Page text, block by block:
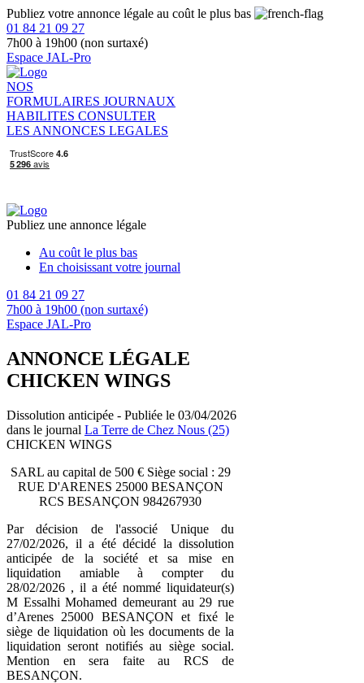
Publiez votre annonce légale au coût le plus bas
01 84 21 09 27
7h00 à 19h00 (non surtaxé)
Espace JAL-Pro
NOS
FORMULAIRES JOURNAUX
HABILITES CONSULTER
LES ANNONCES LEGALES
Publiez une annonce légale
Au coût le plus bas
En choisissant votre journal
01 84 21 09 27
7h00 à 19h00 (non surtaxé)
Espace JAL-Pro
ANNONCE LÉGALE
CHICKEN WINGS
Dissolution anticipée - Publiée le 03/04/2026
dans le journal La Terre de Chez Nous (25)
CHICKEN WINGS
SARL au capital de 500 € Siège social : 29
RUE D'ARENES 25000 BESANÇON
RCS BESANÇON 984267930
Par décision de l'associé Unique du
27/02/2026, il a été décidé la dissolution
anticipée de la société et sa mise en
liquidation amiable à compter du
28/02/2026 , il a été nommé liquidateur(s)
M Essalhi Mohamed demeurant au 29 rue
d’Arenes 25000 BESANÇON et fixé le
siège de liquidation où les documents de la
liquidation seront notifiés au siège social.
Mention en sera faite au RCS de
BESANÇON.